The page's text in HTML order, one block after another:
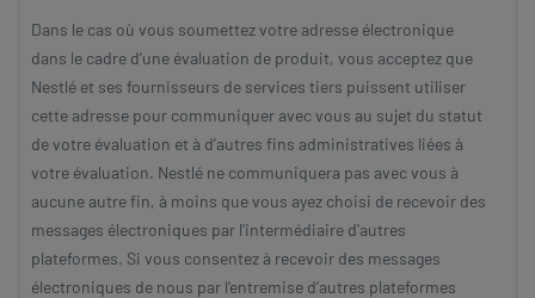
Dans le cas où vous soumettez votre adresse électronique
dans le cadre d’une évaluation de produit, vous acceptez que
Nestlé et ses fournisseurs de services tiers puissent utiliser
cette adresse pour communiquer avec vous au sujet du statut
de votre évaluation et à d’autres fins administratives liées à
votre évaluation. Nestlé ne communiquera pas avec vous à
aucune autre fin, à moins que vous ayez choisi de recevoir des
messages électroniques par l'intermédiaire d'autres
plateformes. Si vous consentez à recevoir des messages
électroniques de nous par l’entremise d’autres plateformes